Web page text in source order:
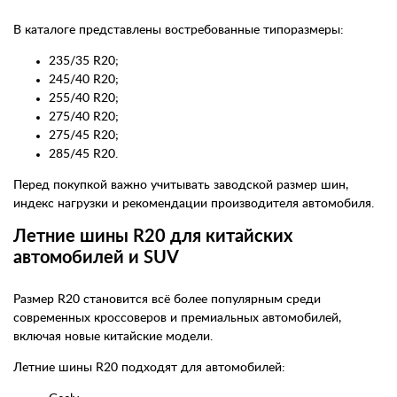
В каталоге представлены востребованные типоразмеры:
235/35 R20;
245/40 R20;
255/40 R20;
275/40 R20;
275/45 R20;
285/45 R20.
Перед покупкой важно учитывать заводской размер шин,
индекс нагрузки и рекомендации производителя автомобиля.
Летние шины R20 для китайских
автомобилей и SUV
Размер R20 становится всё более популярным среди
современных кроссоверов и премиальных автомобилей,
включая новые китайские модели.
Летние шины R20 подходят для автомобилей: